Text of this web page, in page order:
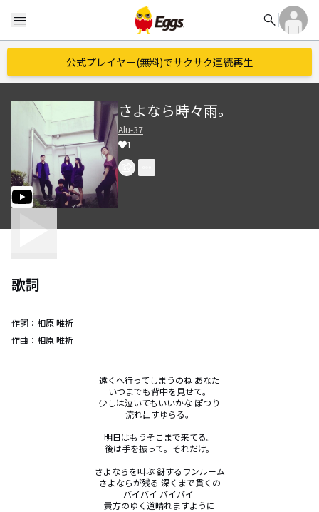
menu search
公式プレイヤー(無料)でサクサク連続再生
さよなら時々雨。
Alu-37
1
歌詞
作詞： 相原 唯祈
作曲： 相原 唯祈
遠くへ行ってしまうのね あなた
いつまでも背中を見せて。
少しは泣いてもいいかな ぽつり
流れ出すゆらる。
明日はもうそこまで来てる。
後は手を振って。それだけ。
さよならを叫ぶ 谺するワンルーム
さよならが残る 深くまで貫くの
バイバイ バイバイ
貴方のゆく道晴れますように